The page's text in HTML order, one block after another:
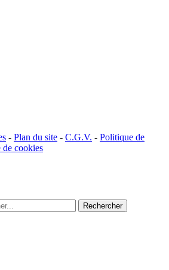
- Plan du site - C.G.V. - Politique de
cookies